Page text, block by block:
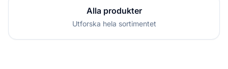
Alla produkter
Utforska hela sortimentet